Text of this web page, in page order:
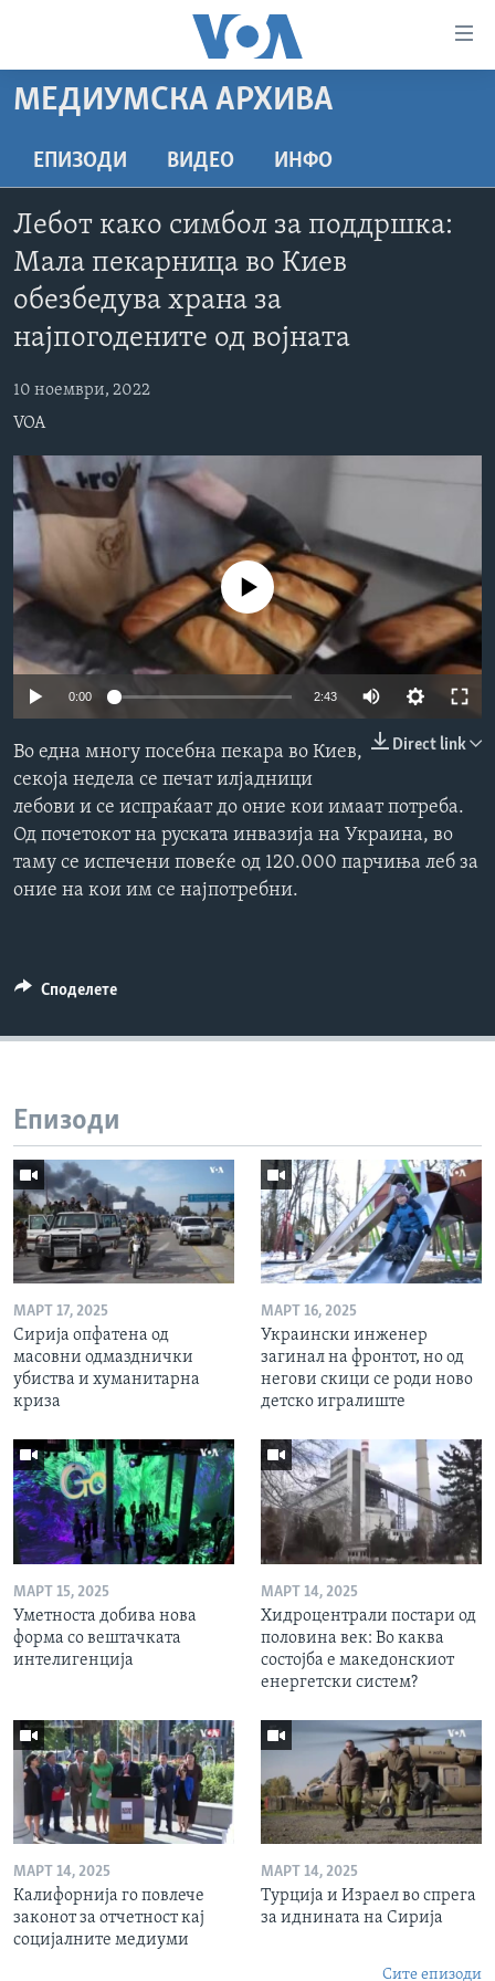
пристапност
содржина
Премини
до
страната
навигација
ДОМА
РУБРИКИ
МАКЕДОНИЈА
ЕКОНОМИЈА
ПОЛИТИКА
ЗДРАВЈЕ
УМЕТНОСТ И ЗАБАВА
ИНТЕРВЈУА
ДОКУМЕНТАРЦИ
АРХИВИРАНА ПРОГРАМА
NEWSFLASH - АРХИВА
ВЕСТИ ОД САД ВО МИНУТА - АРХИВА
ИЗБОРИ ВО САД 2020 - АРХИВА
Јазици
МЕДИУМСКА АРХИВА
ЕПИЗОДИ ВИДЕО ИНФО
Лебот како симбол за поддршка:
Мала пекарница во Киев
обезбедува храна за
најпогодените од војната
10 ноември, 2022
VOA
No media source currently available
0:00 2:43
Direct link
Во една многу посебна пекара во Киев,
секоја недела се печат илјадници
лебови и се испраќаат до оние кои имаат потреба.
Од почетокот на руската инвазија на Украина, во
таму се испечени повеќе од 120.000 парчиња леб за
оние на кои им се најпотребни.
Споделете
Епизоди
МАРТ 17, 2025
Сирија опфатена од
масовни одмазднички
убиства и хуманитарна
криза
МАРТ 16, 2025
Украински инженер
загинал на фронтот, но од
негови скици се роди ново
детско игралиште
МАРТ 15, 2025
Уметноста добива нова
форма со вештачката
интелигенција
МАРТ 14, 2025
Хидроцентрали постари од
половина век: Во каква
состојба е македонскиот
енергетски систем?
МАРТ 14, 2025
Калифорнија го повлече
законот за отчетност кај
социјалните медиуми
МАРТ 14, 2025
Турција и Израел во спрега
за иднината на Сирија
Сите епизоди